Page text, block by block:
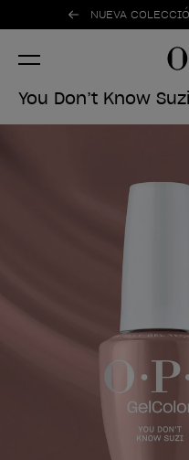
Ofertas
NUEVA
Item 1 of 2
You Don’t Know Suzi